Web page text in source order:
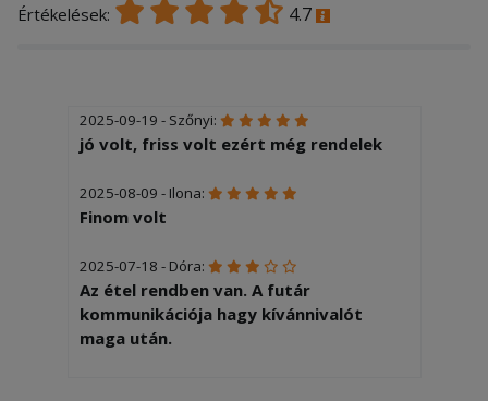
Értékelések: 4.7
2025-09-19 - Szőnyi:
jó volt, friss volt ezért még rendelek
2025-08-09 - Ilona:
Finom volt
2025-07-18 - Dóra:
Az étel rendben van. A futár
kommunikációja hagy kívánnivalót
maga után.